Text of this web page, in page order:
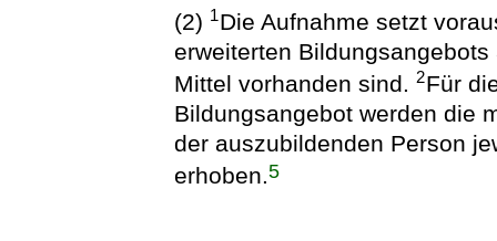
(2) 1Die Aufnahme setzt
erweiterten
Mittel vorhanden sind.2Für
Bildungsangebot werden die
der auszubildenden Person
erhoben.5